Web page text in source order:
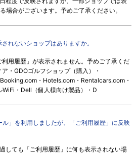
場合がございます。予めご了承ください。
されないショップはありますか。
用履歴」が表示されません。予めご了承くだ
・GDOゴルフショップ（購入）・
・Hotels.com・Rentalcars.com・
WiFi・Dell（個人様向け製品）・D
ル」を利用しましたが、「ご利用履歴」に反映
しても「ご利用履歴」に何も表示されない場